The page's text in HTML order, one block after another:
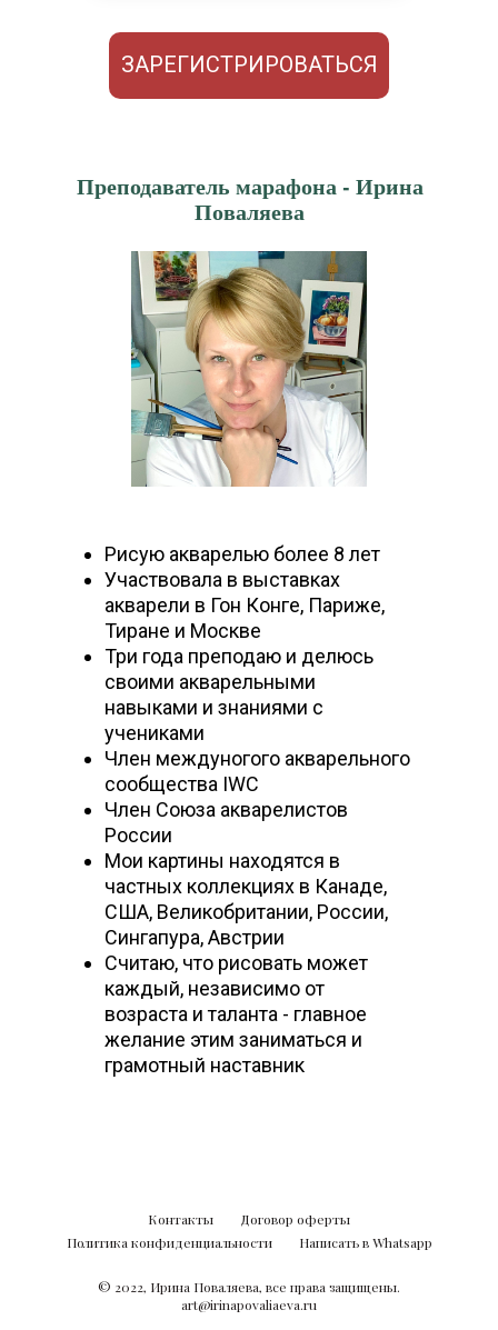
ЗАРЕГИСТРИРОВАТЬСЯ
Преподаватель марафона - Ирина
Поваляева
Рисую акварелью более 8 лет
Участвовала в выставках
акварели в Гон Конге, Париже,
Тиране и Москве
Три года преподаю и делюсь
своими акварельными
навыками и знаниями с
учениками
Член междуногого акварельного
сообщества IWC
Член Союза акварелистов
России
Мои картины находятся в
частных коллекциях в Канаде,
США, Великобритании, России,
Сингапура, Австрии
Считаю, что рисовать может
каждый, независимо от
возраста и таланта - главное
желание этим заниматься и
грамотный наставник
Контакты
Договор оферты
Политика конфиденциальности
Написать в Whatsapp
© 2022, Ирина Поваляева, все права защищены.
art@irinapovaliaeva.ru